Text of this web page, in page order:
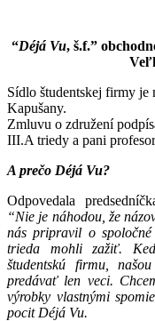
“Déjá Vu, š.f.”
Sídlo študentskej firmy
Kapušany.
Zmluvu o združení
III.A triedy a pani
A prečo Déjá Vu?
Odpovedala
“Nie je náhodou, že
nás pripravil o
trieda mohli zažiť.
študentskú firmu,
predávať len veci.
výrobky vlastnými
pocit Déjá Vu.